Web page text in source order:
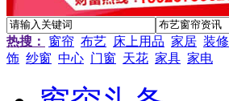
热搜： 窗帘 布艺 床上用品 家居 装修
饰 纱窗 中心 门窗 天花 家具 家电